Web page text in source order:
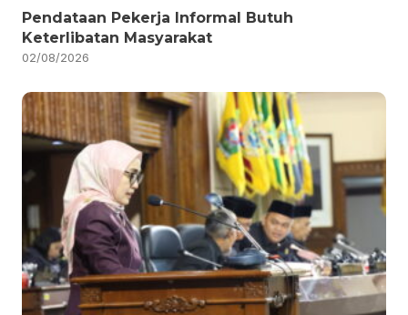
Pendataan Pekerja Informal Butuh
Keterlibatan Masyarakat
02/08/2026